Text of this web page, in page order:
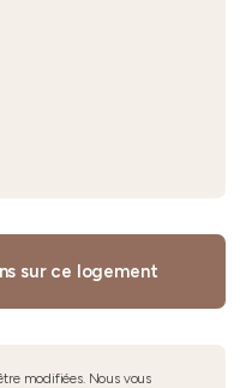
sur ce logement
modifiées. Nous vous